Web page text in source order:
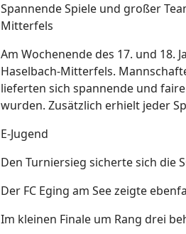
Spannende Spiele und großer
Mitterfels
Am Wochenende des 17. und 18.
Haselbach-Mitterfels.
lieferten sich spannende und
wurden. Zusätzlich erhielt jeder
E-Jugend
Den Turniersieg sicherte sich die
Der FC Eging am See zeigte
Im kleinen Finale um Rang drei